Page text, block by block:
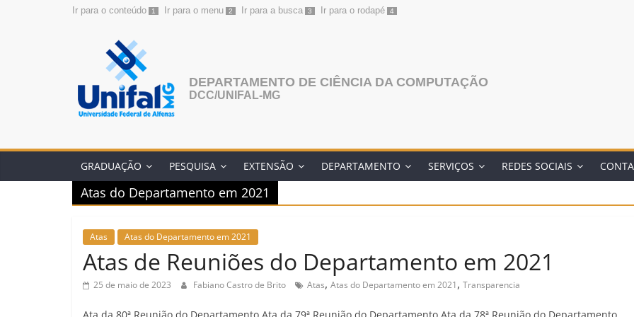
Ir para o conteúdo 1 Ir para o menu 2 Ir para a busca 3 Ir para o rodapé 4
DEPARTAMENTO DE CIÊNCIA DA COMPUTAÇÃO
DCC/UNIFAL-MG
GRADUAÇÃO PESQUISA EXTENSÃO DEPARTAMENTO SERVIÇOS REDES SOCIAIS
Atas do Departamento em 2021
Atas Atas do Departamento em 2021
Atas de Reuniões do Departamento em 2021
25 de maio de 2023 Fabiano Castro de Brito Atas, Atas do Departamento em 2021, Transparencia